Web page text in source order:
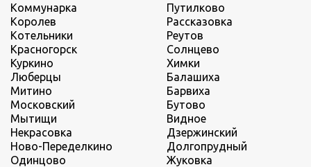
Коммунарка
Королев
Котельники
Красногорск
Куркино
Люберцы
Митино
Московский
Мытищи
Некрасовка
Ново-Переделкино
Одинцово
Путилково
Рассказовка
Реутов
Солнцево
Химки
Балашиха
Барвиха
Бутово
Видное
Дзержинский
Долгопрудный
Жуковка